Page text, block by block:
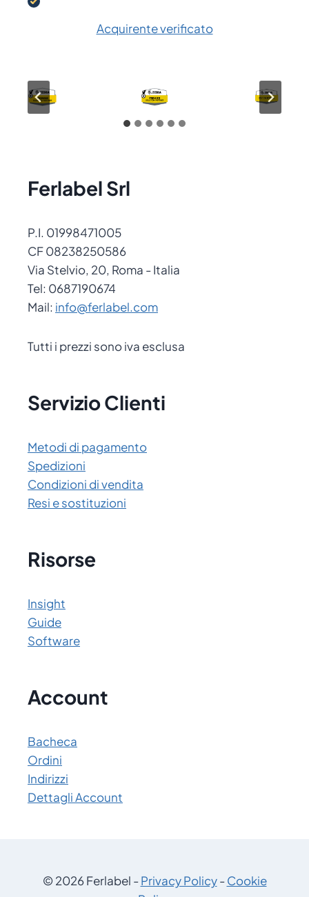
Acquirente verificato
Ferlabel Srl
P.I. 01998471005
CF 08238250586
Via Stelvio, 20, Roma - Italia
Tel: 0687190674
Mail: info@ferlabel.com
Tutti i prezzi sono iva esclusa
Servizio Clienti
Metodi di pagamento
Spedizioni
Condizioni di vendita
Resi e sostituzioni
Risorse
Insight
Guide
Software
Account
Bacheca
Ordini
Indirizzi
Dettagli Account
© 2026 Ferlabel -Privacy Policy-Cookie